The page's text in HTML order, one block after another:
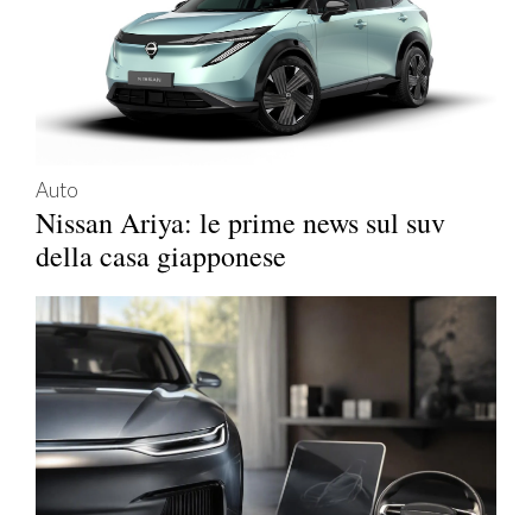
Auto
Nissan Ariya: le prime news sul suv
della casa giapponese